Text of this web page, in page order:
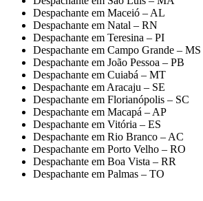
Despachante em Maceió – AL
Despachante em Natal – RN
Despachante em Teresina – PI
Despachante em Campo Grande – MS
Despachante em João Pessoa – PB
Despachante em Cuiabá – MT
Despachante em Aracaju – SE
Despachante em Florianópolis – SC
Despachante em Macapá – AP
Despachante em Vitória – ES
Despachante em Rio Branco – AC
Despachante em Porto Velho – RO
Despachante em Boa Vista – RR
Despachante em Palmas – TO